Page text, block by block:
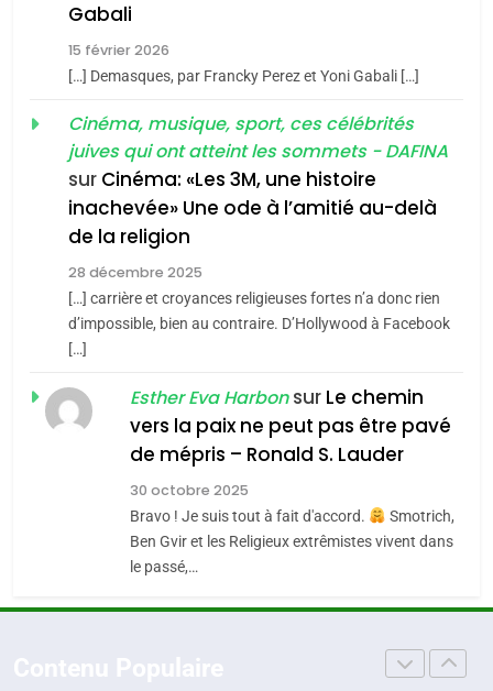
«Tu dis génocide, je dis
guerre»: La nouvelle
chanson de Boy George
ISRAÉL JUDAISME
Accords d’Isaac:
l’alliance pourrait
s’étendre à 13 pays
d’Amérique latine
ISRAÉL JUDAISME
2025, l’année la plus
meurtrière selon le
FIÈRE, DIGNE ET RÉSILIENTE :
Gabali
15 février 2026
[…] Demasques, par Francky Perez et Yoni Gabali […]
Cinéma, musique, sport, ces célébrités
juives qui ont atteint les sommets - DAFINA
sur Cinéma: «Les 3M, une histoire
inachevée» Une ode à l’amitié au-delà
de la religion
28 décembre 2025
[…] carrière et croyances religieuses fortes n’a donc rien
d’impossible, bien au contraire. D’Hollywood à Facebook
[…]
Esther Eva Harbonsur Le chemin
vers la paix ne peut pas être pavé
de mépris – Ronald S. Lauder
30 octobre 2025
Bravo ! Je suis tout à fait d'accord.
Smotrich,
Ben Gvir et les Religieux extrêmistes vivent dans
le passé,…
meurtrière selon le rapport
l’antisémitisme
FIÈRE, DIGNE ET RÉSILIENTE :
POURQUOI JE REVENDIQUE
MA JUDAÏTE par Thérèse
Zrihen-Dvir
ISRAÉL
CE QUI NOUS MANQUE –
JUDAISME
Maroc : Les amandes de
Tafraout, le miel de Tadla
Azilal consacrés produits
du terroir
DAFINA MAROC
Oeil ravageur – Vanessa De